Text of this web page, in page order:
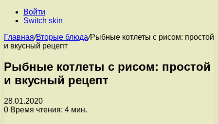
Войти
Switch skin
Главная/Вторые блюда/Рыбные котлеты с рисом: простой
и вкусный рецепт
Рыбные котлеты с рисом: простой
и вкусный рецепт
28.01.2020
0 Время чтения: 4 мин.